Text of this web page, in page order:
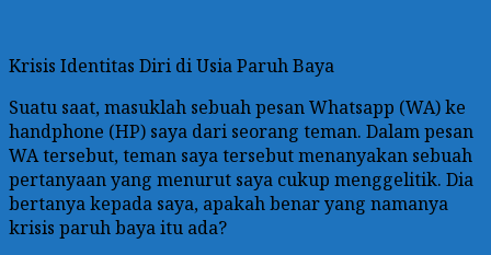
Krisis Identitas Diri di Usia Paruh Baya
Suatu saat, masuklah sebuah pesan Whatsapp (WA) ke
handphone (HP) saya dari seorang teman. Dalam pesan
WA tersebut, teman saya tersebut menanyakan sebuah
pertanyaan yang menurut saya cukup menggelitik. Dia
bertanya kepada saya, apakah benar yang namanya
krisis paruh baya itu ada?